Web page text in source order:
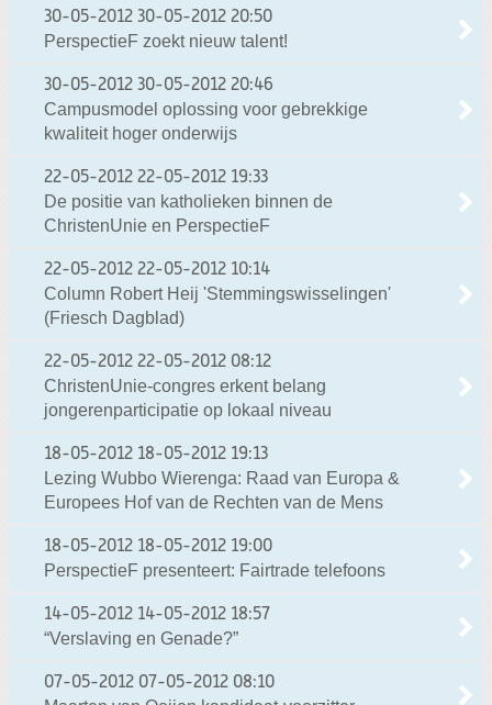
30-05-2012 30-05-2012 20:50
PerspectieF zoekt nieuw talent!
30-05-2012 30-05-2012 20:46
Campusmodel oplossing voor gebrekkige
kwaliteit hoger onderwijs
22-05-2012 22-05-2012 19:33
De positie van katholieken binnen de
ChristenUnie en PerspectieF
22-05-2012 22-05-2012 10:14
Column Robert Heij 'Stemmingswisselingen'
(Friesch Dagblad)
22-05-2012 22-05-2012 08:12
ChristenUnie-congres erkent belang
jongerenparticipatie op lokaal niveau
18-05-2012 18-05-2012 19:13
Lezing Wubbo Wierenga: Raad van Europa &
Europees Hof van de Rechten van de Mens
18-05-2012 18-05-2012 19:00
PerspectieF presenteert: Fairtrade telefoons
14-05-2012 14-05-2012 18:57
“Verslaving en Genade?”
07-05-2012 07-05-2012 08:10